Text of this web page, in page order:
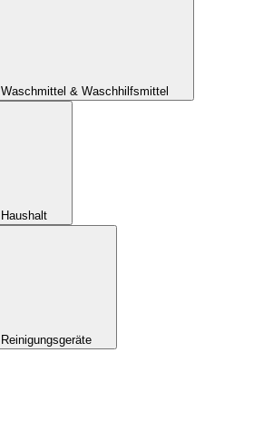
Waschmittel & Waschhilfsmittel
Haushalt
Reinigungsgeräte